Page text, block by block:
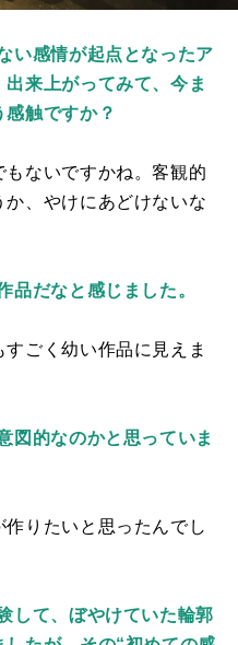
い感情が起点となったア
来上がってみて、今ま
触ですか？
もないですかね。客観的
、やけにあどけないな
だなと感じました。
すごく幼い作品に見えま
図的なのかと思っていま
りたいと思ったんでし
して、ぼやけていた輪郭